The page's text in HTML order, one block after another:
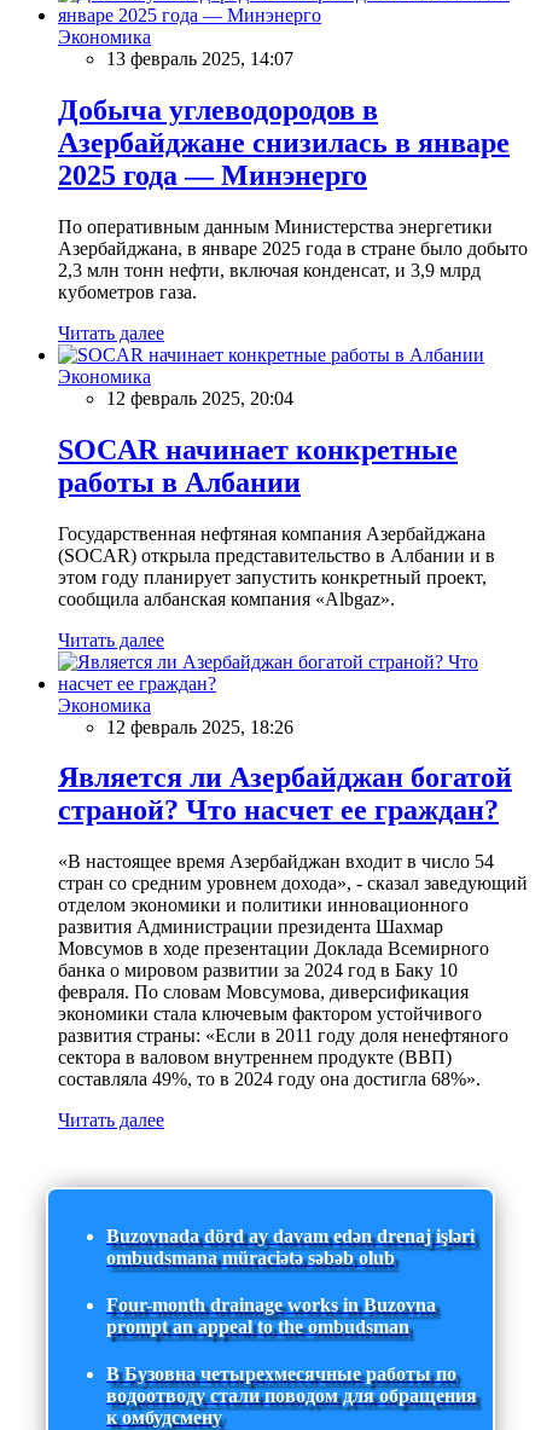
Экономика
13 февраль 2025, 14:07
Добыча углеводородов в
Азербайджане снизилась в январе
2025 года — Минэнерго
По оперативным данным Министерства энергетики
Азербайджана, в январе 2025 года в стране было добыто
2,3 млн тонн нефти, включая конденсат, и 3,9 млрд
кубометров газа.
Читать далее
Экономика
12 февраль 2025, 20:04
SOCAR начинает конкретные
работы в Албании
Государственная нефтяная компания Азербайджана
(SOCAR) открыла представительство в Албании и в
этом году планирует запустить конкретный проект,
сообщила албанская компания «Albgaz».
Читать далее
Экономика
12 февраль 2025, 18:26
Является ли Азербайджан богатой
страной? Что насчет ее граждан?
«В настоящее время Азербайджан входит в число 54
стран со средним уровнем дохода», - сказал заведующий
отделом экономики и политики инновационного
развития Администрации президента Шахмар
Мовсумов в ходе презентации Доклада Всемирного
банка о мировом развитии за 2024 год в Баку 10
февраля. По словам Мовсумова, диверсификация
экономики стала ключевым фактором устойчивого
развития страны: «Если в 2011 году доля ненефтяного
сектора в валовом внутреннем продукте (ВВП)
составляла 49%, то в 2024 году она достигла 68%».
Читать далее
Buzovnada dörd ay davam edən drenaj işləri
ombudsmana müraciətə səbəb olub
Four-month drainage works in Buzovna
prompt an appeal to the ombudsman
В Бузовна четырехмесячные работы по
водоотводу стали поводом для обращения
к омбудсмену